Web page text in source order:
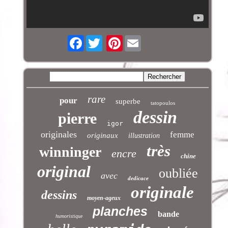
Facebook Pinterest
pour rare superbe tatopoulos
pierre igor dessin
originales originaux illustration femme
winninger encre très chine
original avec dedicace oubliée
dessins moyen-ageux originale
humoristique planches bande